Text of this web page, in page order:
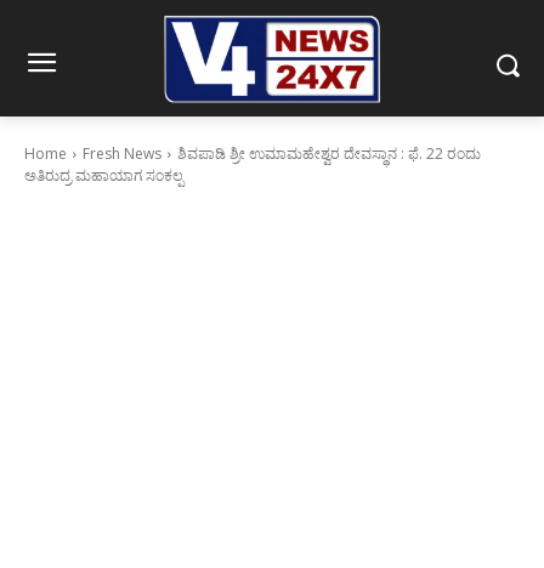
Home Fresh News
ಶಿವಪಾಡಿ ಶ್ರೀ ಉಮಾಮಹೇಶ್ವರ ದೇವಸ್ಥಾನ : ಫೆ. 22 ರಂದು
ಅತಿರುದ್ರ ಮಹಾಯಾಗ ಸಂಕಲ್ಪ